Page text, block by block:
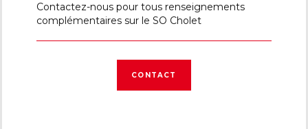
Contactez-nous pour tous renseignements
complémentaires sur le SO Cholet
CONTACT